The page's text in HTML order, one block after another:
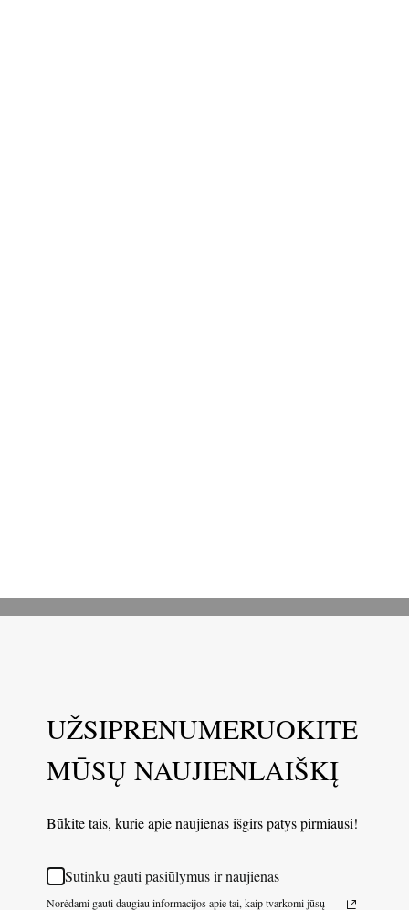
UŽSIPRENUMERUOKITE
MŪSŲ NAUJIENLAIŠKĮ
Būkite tais, kurie apie naujienas išgirs patys pirmiausi!
Sutinku gauti pasiūlymus ir naujienas
Norėdami gauti daugiau informacijos apie tai, kaip tvarkomi jūsų